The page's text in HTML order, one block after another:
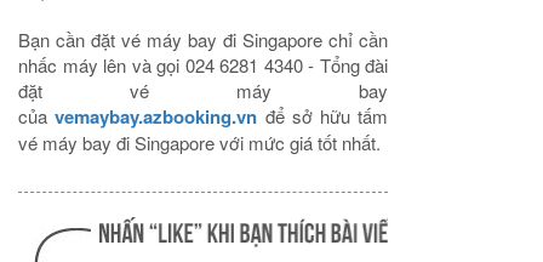
Bạn cần đặt vé máy bay đi Singapore chỉ cần
nhấc máy lên và gọi 024 6281 4340 - Tổng đài
đặt vé máy bay
củavemaybay.azbooking.vn để sở hữu tấm
vé máy bay đi Singapore với mức giá tốt nhất.